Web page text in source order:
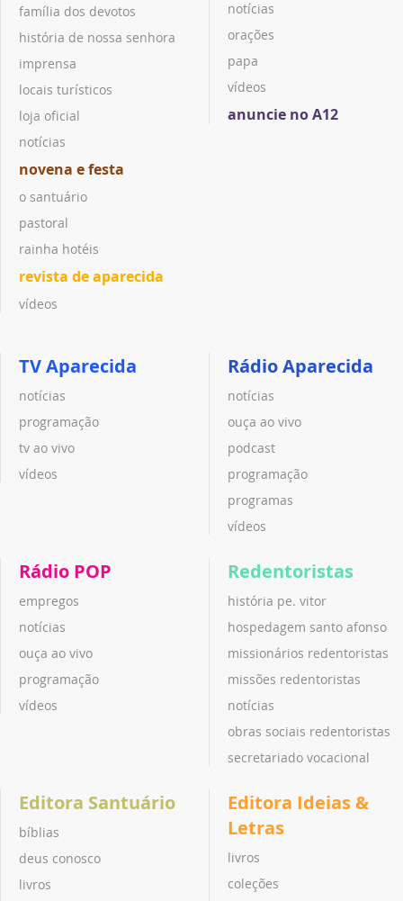
família dos devotos
história de nossa senhora
imprensa
locais turísticos
loja oficial
notícias
novena e festa
o santuário
pastoral
rainha hotéis
revista de aparecida
vídeos
notícias
orações
papa
vídeos
anuncie no A12
TV Aparecida
notícias
programação
tv ao vivo
vídeos
Rádio Aparecida
notícias
ouça ao vivo
podcast
programação
programas
vídeos
Rádio POP
empregos
notícias
ouça ao vivo
programação
vídeos
Redentoristas
história pe. vitor
hospedagem santo afonso
missionários redentoristas
missões redentoristas
notícias
obras sociais redentoristas
secretariado vocacional
Editora Santuário
bíblias
deus conosco
livros
Editora Ideias &
Letras
livros
coleções